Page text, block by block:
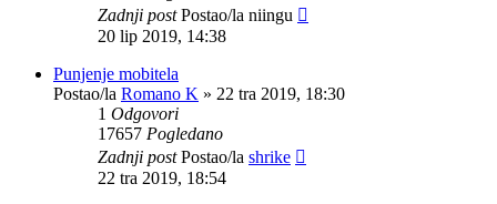
Zadnji postPostao/la niingu
20 lip 2019, 14:38
Punjenje mobitela
Postao/la Romano K » 22 tra 2019, 18:30
1 Odgovori
17657 Pogledano
Zadnji postPostao/la shrike
22 tra 2019, 18:54